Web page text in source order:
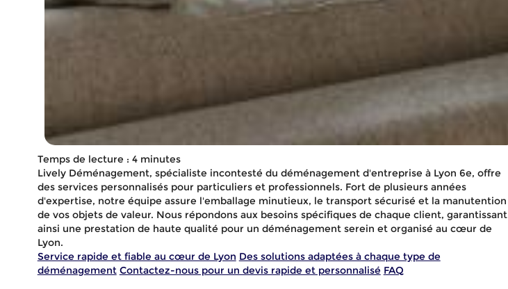
Temps de lecture : 4 minutes
Lively Déménagement, spécialiste incontesté du déménagement d'entreprise à Lyon 6e, offre
des services personnalisés pour particuliers et professionnels. Fort de plusieurs années
d'expertise, notre équipe assure l'emballage minutieux, le transport sécurisé et la manutention
de vos objets de valeur. Nous répondons aux besoins spécifiques de chaque client, garantissant
ainsi une prestation de haute qualité pour un déménagement serein et organisé au cœur de
Lyon.
Service rapide et fiable au cœur de Lyon Des solutions adaptées à chaque type de
déménagement Contactez-nous pour un devis rapide et personnalisé FAQ